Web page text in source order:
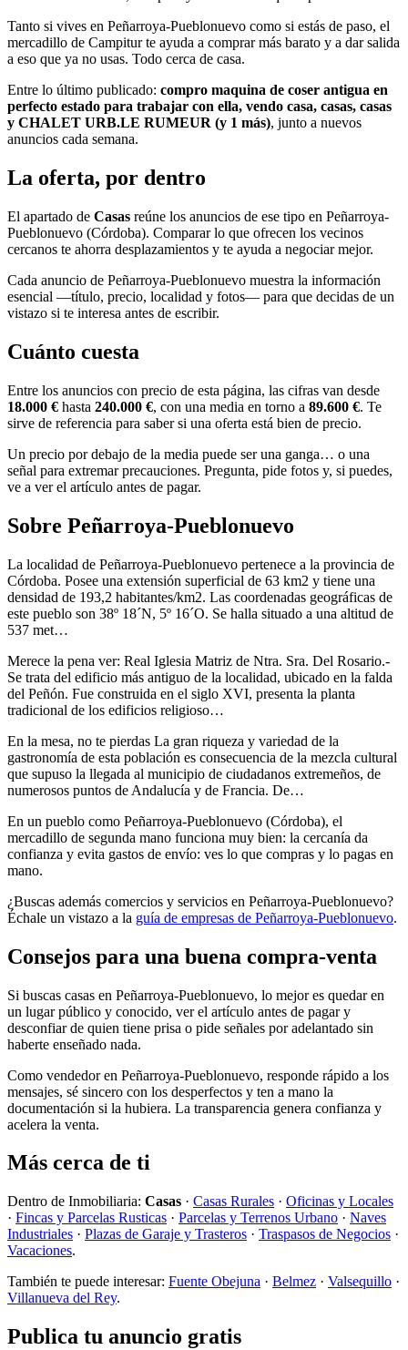
Tanto si vives en Peñarroya-Pueblonuevo como si estás de paso, el
mercadillo de Campitur te ayuda a comprar más barato y a dar salida
a eso que ya no usas. Todo cerca de casa.
Entre lo último publicado: compro maquina de coser antigua en
perfecto estado para trabajar con ella, vendo casa, casas, casas
y CHALET URB.LE RUMEUR (y 1 más), junto a nuevos
anuncios cada semana.
La oferta, por dentro
El apartado de Casas reúne los anuncios de ese tipo en Peñarroya-
Pueblonuevo (Córdoba). Comparar lo que ofrecen los vecinos
cercanos te ahorra desplazamientos y te ayuda a negociar mejor.
Cada anuncio de Peñarroya-Pueblonuevo muestra la información
esencial —título, precio, localidad y fotos— para que decidas de un
vistazo si te interesa antes de escribir.
Cuánto cuesta
Entre los anuncios con precio de esta página, las cifras van desde
18.000 € hasta 240.000 €, con una media en torno a 89.600 €. Te
sirve de referencia para saber si una oferta está bien de precio.
Un precio por debajo de la media puede ser una ganga… o una
señal para extremar precauciones. Pregunta, pide fotos y, si puedes,
ve a ver el artículo antes de pagar.
Sobre Peñarroya-Pueblonuevo
La localidad de Peñarroya-Pueblonuevo pertenece a la provincia de
Córdoba. Posee una extensión superficial de 63 km2 y tiene una
densidad de 193,2 habitantes/km2. Las coordenadas geográficas de
este pueblo son 38º 18´N, 5º 16´O. Se halla situado a una altitud de
537 met…
Merece la pena ver: Real Iglesia Matriz de Ntra. Sra. Del Rosario.-
Se trata del edificio más antiguo de la localidad, ubicado en la falda
del Peñón. Fue construida en el siglo XVI, presenta la planta
tradicional de los edificios religioso…
En la mesa, no te pierdas La gran riqueza y variedad de la
gastronomía de esta población es consecuencia de la mezcla cultural
que supuso la llegada al municipio de ciudadanos extremeños, de
numerosos puntos de Andalucía y de Francia. De…
En un pueblo como Peñarroya-Pueblonuevo (Córdoba), el
mercadillo de segunda mano funciona muy bien: la cercanía da
confianza y evita gastos de envío: ves lo que compras y lo pagas en
mano.
¿Buscas además comercios y servicios en Peñarroya-Pueblonuevo?
Échale un vistazo a la guía de empresas de Peñarroya-Pueblonuevo.
Consejos para una buena compra-venta
Si buscas casas en Peñarroya-Pueblonuevo, lo mejor es quedar en
un lugar público y conocido, ver el artículo antes de pagar y
desconfiar de quien tiene prisa o pide señales por adelantado sin
haberte enseñado nada.
Como vendedor en Peñarroya-Pueblonuevo, responde rápido a los
mensajes, sé sincero con los desperfectos y ten a mano la
documentación si la hubiera. La transparencia genera confianza y
acelera la venta.
Más cerca de ti
Dentro de Inmobiliaria: Casas · Casas Rurales · Oficinas y Locales
· Fincas y Parcelas Rusticas · Parcelas y Terrenos Urbano · Naves
Industriales · Plazas de Garaje y Trasteros · Traspasos de Negocios ·
Vacaciones.
También te puede interesar: Fuente Obejuna · Belmez · Valsequillo ·
Villanueva del Rey.
Publica tu anuncio gratis